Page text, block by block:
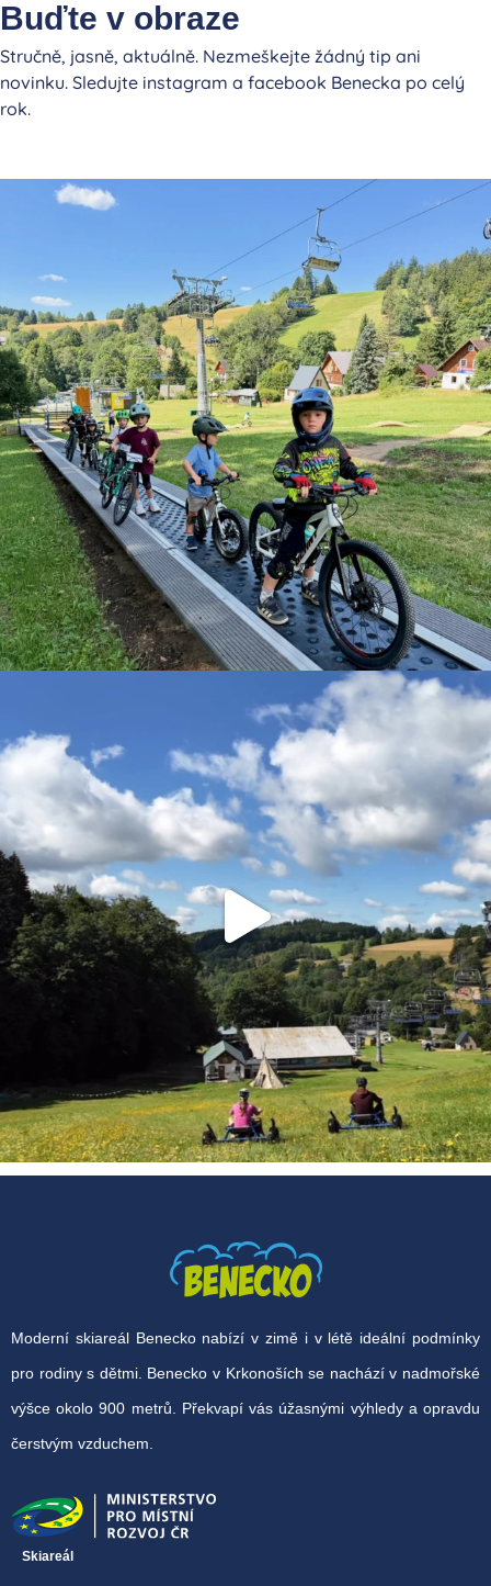
Buďte v obraze
Stručně, jasně, aktuálně. Nezmeškejte žádný tip ani
novinku. Sledujte instagram a facebook Benecka po celý
rok.
Moderní skiareál Benecko nabízí v zimě i v létě ideální podmínky
pro rodiny s dětmi. Benecko v Krkonoších se nachází v nadmořské
výšce okolo 900 metrů. Překvapí vás úžasnými výhledy a opravdu
čerstvým vzduchem.
Skiareál